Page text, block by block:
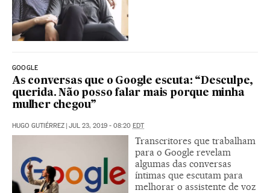
GOOGLE
As conversas que o Google escuta: “Desculpe,
querida. Não posso falar mais porque minha
mulher chegou”
HUGO GUTIÉRREZ | JUL 23, 2019 - 08:20 EDT
Transcritores que trabalham
para o Google revelam
algumas das conversas
íntimas que escutam para
melhorar o assistente de voz